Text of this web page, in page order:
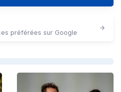
préférées sur Google